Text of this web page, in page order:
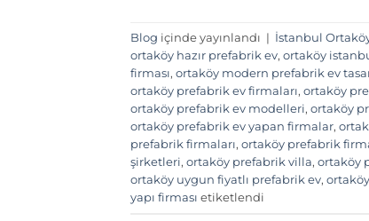
Blog içinde yayınlandı | İstanbul
ortaköy hazır prefabrik ev, ortaköy
firması, ortaköy modern prefabrik ev
ortaköy prefabrik ev firmaları, ortaköy
ortaköy prefabrik ev modelleri, ortaköy
ortaköy prefabrik ev yapan firmalar,
prefabrik firmaları, ortaköy prefabrik
şirketleri, ortaköy prefabrik villa, ortaköy
ortaköy uygun fiyatlı prefabrik ev,
yapı firması etiketlendi